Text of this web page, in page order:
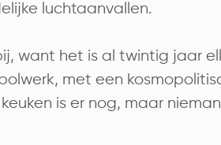
luchtaanvallen.
want het is al twintig jaar
met een
is er nog, maar